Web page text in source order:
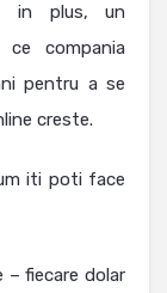
in plus, un
ce compania
pentru a se
creste.
iti poti face
– fiecare dolar